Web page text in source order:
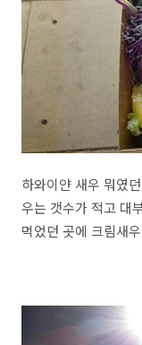
하와이얀 새우 뭐였
우는 갯수가 적고 대
먹었던 곳에 크림새